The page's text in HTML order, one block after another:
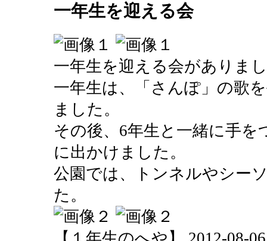
一年生を迎える会
一年生を迎える会がありま
一年生は、「さんぽ」の歌
ました。
その後、6年生と一緒に手
に出かけました。
公園では、トンネルやシー
た。